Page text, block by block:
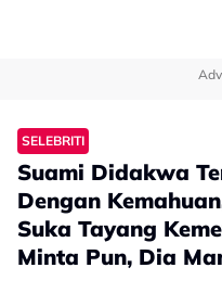
SELEBRITI
Suami Didakwa
Dengan
Suka Tayang
Minta Pun, Dia